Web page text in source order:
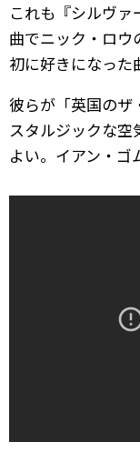
これも『シルヴ
曲でニック・ロ
初に好きになった
彼らが「英国のザ
スタルジックな
よい。イアン・ゴ